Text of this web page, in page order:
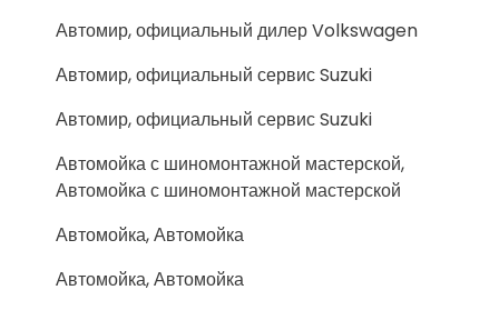
Автомир, официальный дилер Volkswagen
Автомир, официальный сервис Suzuki
Автомир, официальный сервис Suzuki
Автомойка с шиномонтажной мастерской,
Автомойка с шиномонтажной мастерской
Автомойка, Автомойка
Автомойка, Автомойка